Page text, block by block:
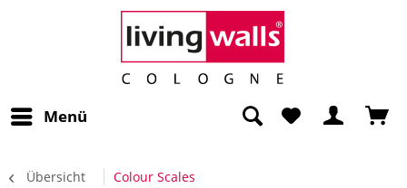
Menü
Übersicht Colour Scales